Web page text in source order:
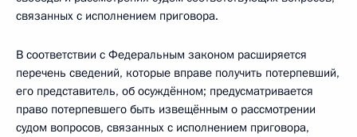
связанных с исполнением приговора.
В соответствии с Федеральным законом расширяется
перечень сведений, которые вправе получить потерпевший,
его представитель, об осуждённом; предусматривается
право потерпевшего быть извещённым о рассмотрении
судом вопросов, связанных с исполнением приговора,